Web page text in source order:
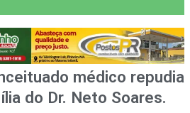
médico repudia
do Dr. Neto Soares.